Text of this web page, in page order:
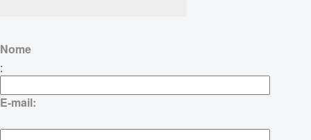
Nome
:
E-mail: